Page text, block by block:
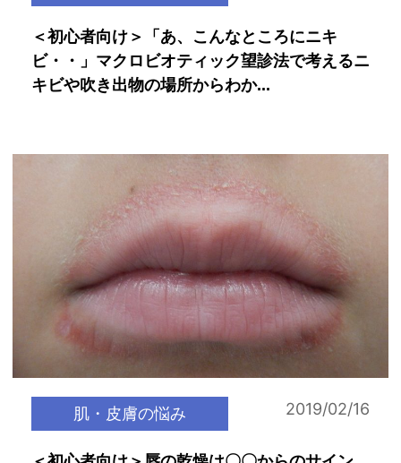
＜初心者向け＞「あ、こんなところにニキ
ビ・・」マクロビオティック望診法で考えるニ
キビや吹き出物の場所からわか...
肌・皮膚の悩み 2019/02/16